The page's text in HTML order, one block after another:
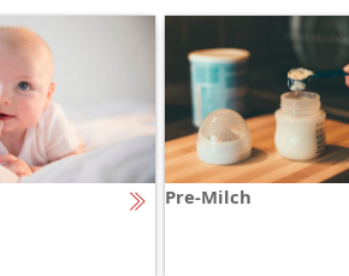
Pre-Milch